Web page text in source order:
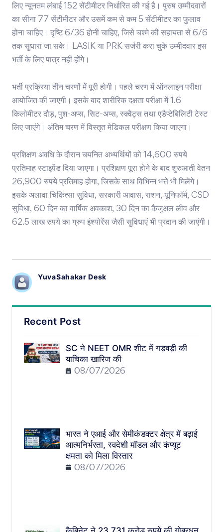
लिए न्यूनतम लंबाई 152 सेंटीमीटर निर्धारित की गई है। पुरुष उम्मीदवारों
का सीना 77 सेंटीमीटर और उसमें कम से कम 5 सेंटीमीटर का फुलाव
होना चाहिए। दृष्टि 6/36 होनी चाहिए, जिसे चश्मे की सहायता से 6/6
तक सुधारा जा सके। LASIK या PRK सर्जरी करा चुके उम्मीदवार इस
भर्ती के लिए पात्र नहीं होंगे।
भर्ती प्रक्रिया तीन चरणों में पूरी होगी। पहले चरण में ऑनलाइन परीक्षा
आयोजित की जाएगी। इसके बाद शारीरिक दक्षता परीक्षा में 1.6
किलोमीटर दौड़, पुश-अप्स, सिट-अप्स, स्क्वैट्स तथा एडैप्टेबिलिटी टेस्ट
लिए जाएंगे। अंतिम चरण में विस्तृत मेडिकल परीक्षण किया जाएगा।
प्रशिक्षण अवधि के दौरान चयनित अभ्यर्थियों को 14,600 रुपये
प्रतिमाह स्टाइपेंड दिया जाएगा। प्रशिक्षण पूरा होने के बाद शुरुआती वेतन
26,900 रुपये प्रतिमाह होगा, जिसके साथ विभिन्न भत्ते भी मिलेंगे।
इसके अलावा चिकित्सा सुविधा, सरकारी आवास, राशन, यूनिफॉर्म, CSD
सुविधा, 60 दिन का वार्षिक अवकाश, 30 दिन का कैजुअल लीव और
62.5 लाख रुपये का ग्रुप इंश्योरेंस जैसी सुविधाएं भी प्रदान की जाएंगी।
YuvaSahakar Desk
Recent Post
SC ने NEET OMR शीट में गड़बड़ी की
याचिका खारिज की
08/07/2026
भारत ने एआई और सेमीकंडक्टर क्षेत्र में बढ़ाई
आत्मनिर्भरता, स्वदेशी मॉडल और कंप्यूट
क्षमता को मिला विस्तार
08/07/2026